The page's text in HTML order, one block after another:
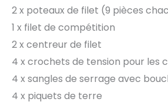
2 x poteaux de filet (9 pièces
1 x filet de compétition
2 x centreur de filet
4 x crochets de tension pour les
4 x sangles de serrage avec
4 x piquets de terre